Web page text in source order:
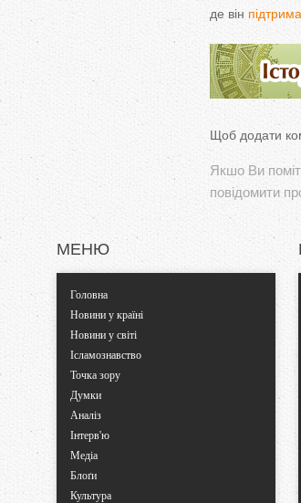
де він
Щоб додати
Якшо Ви
повідомити
МЕНЮ
Головна
Новини у країні
Новини у світі
Ісламознавство
Точка зору
Думки
Аналіз
Інтерв'ю
Медіа
Блоґи
Культура